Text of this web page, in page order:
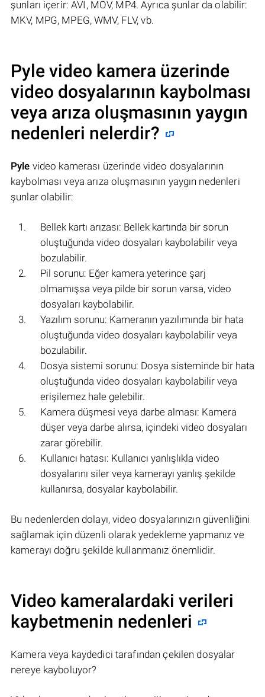
şunları içerir: AVI, MOV, MP4. Ayrıca şunlar da olabilir:
MKV, MPG, MPEG, WMV, FLV, vb.
Pyle video kamera üzerinde
video dosyalarının kaybolması
veya arıza oluşmasının yaygın
nedenleri nelerdir?
Pyle video kamerası üzerinde video dosyalarının
kaybolması veya arıza oluşmasının yaygın nedenleri
şunlar olabilir:
Bellek kartı arızası: Bellek kartında bir sorun
oluştuğunda video dosyaları kaybolabilir veya
bozulabilir.
Pil sorunu: Eğer kamera yeterince şarj
olmamışsa veya pilde bir sorun varsa, video
dosyaları kaybolabilir.
Yazılım sorunu: Kameranın yazılımında bir hata
oluştuğunda video dosyaları kaybolabilir veya
bozulabilir.
Dosya sistemi sorunu: Dosya sisteminde bir hata
oluştuğunda video dosyaları kaybolabilir veya
erişilemez hale gelebilir.
Kamera düşmesi veya darbe alması: Kamera
düşer veya darbe alırsa, içindeki video dosyaları
zarar görebilir.
Kullanıcı hatası: Kullanıcı yanlışlıkla video
dosyalarını siler veya kamerayı yanlış şekilde
kullanırsa, dosyalar kaybolabilir.
Bu nedenlerden dolayı, video dosyalarınızın güvenliğini
sağlamak için düzenli olarak yedekleme yapmanız ve
kamerayı doğru şekilde kullanmanız önemlidir.
Video kameralardaki verileri
kaybetmenin nedenleri
Kamera veya kaydedici tarafından çekilen dosyalar
nereye kayboluyor?